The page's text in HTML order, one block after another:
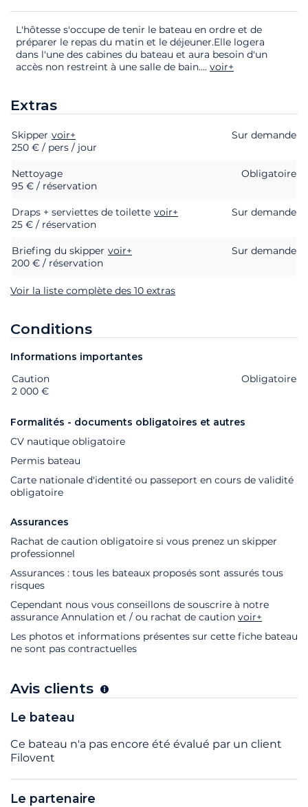
L'hôtesse s'occupe de tenir le bateau en ordre et de
préparer le repas du matin et le déjeuner.Elle logera
dans l'une des cabines du bateau et aura besoin d'un
accès non restreint à une salle de bain.... voir+
Extras
Extras Statut
Skipper voir+
Sur demande
250 € / pers / jour
Nettoyage
Obligatoire
95 € / réservation
Draps + serviettes de toilette voir+
Sur demande
25 € / réservation
Briefing du skipper voir+
Sur demande
200 € / réservation
Voir la liste complète des 10 extras
Conditions
Informations importantes
Extras Statut
Caution
Obligatoire
2 000 €
Formalités - documents obligatoires et autres
CV nautique obligatoire
Permis bateau
Carte nationale d'identité ou passeport en cours de validité
obligatoire
Assurances
Rachat de caution obligatoire si vous prenez un skipper
professionnel
Assurances : tous les bateaux proposés sont assurés tous
risques
Cependant nous vous conseillons de souscrire à notre
assurance Annulation et / ou rachat de caution voir+
Les photos et informations présentes sur cette fiche bateau
ne sont pas contractuelles
Avis clients
Le bateau
Ce bateau n'a pas encore été évalué par un client
Filovent
Le partenaire